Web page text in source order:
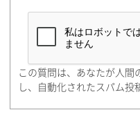
都道府県（勤務先）
この質問は、あなたが人間
し、自動化されたスパム投